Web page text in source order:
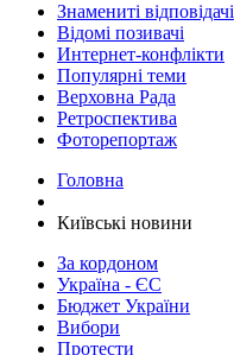
Знамениті відповідачі
Відомі позивачі
Интернет-конфлікти
Популярні теми
Верховна Рада
Ретроспектива
Фоторепортаж
Головна
Київські новини
За кордоном
Україна - ЄС
Бюджет України
Вибори
Протести